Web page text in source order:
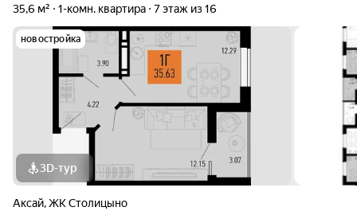
35,6 м²
1-комн. квартира 7 этаж из 16
новостройка
3D-тур
Аксай,ЖК Столицыно